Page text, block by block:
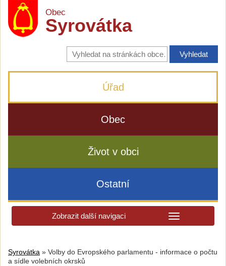
Obec
Syrovátka
Vyhledávání
na
stránkách
Úřad
Obec
Život v obci
Ostatní
Zobrazit další navigaci
Syrovátka » Volby do Evropského parlamentu - informace o počtu
a sídle volebních okrsků